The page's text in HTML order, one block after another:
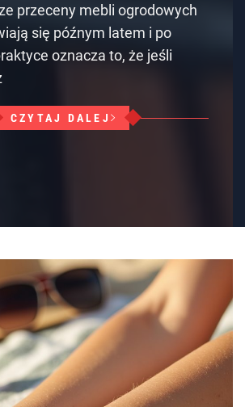
przeceny mebli ogrodowych
się późnym latem i po
oznacza to, że jeśli
CZYTAJ DALEJ